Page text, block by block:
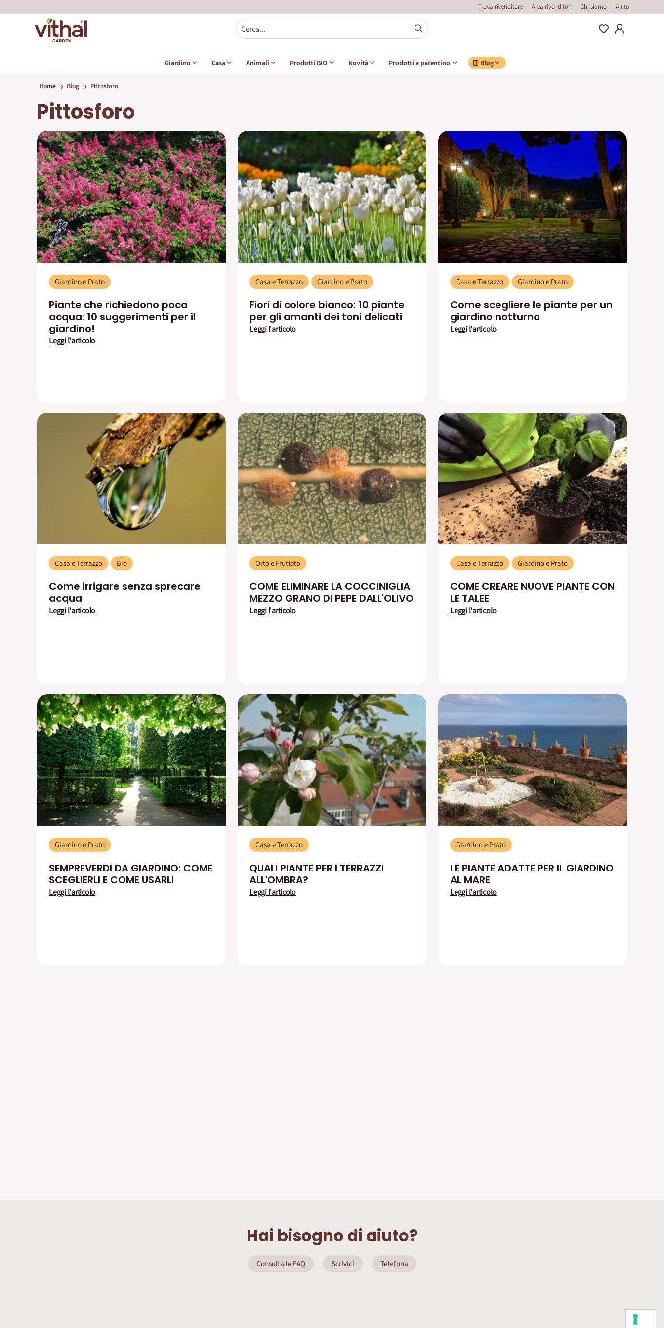
Trova rivenditore Area rivenditori Chi siamo Aiuto
Giardino Casa Animali Prodotti BIO Novità Prodotti a patentino Blog
Home Blog Pittosforo
Pittosforo
Giardino e Prato
Piante che richiedono poca
acqua: 10 suggerimenti per il
giardino!
Leggi l'articolo
Casa e Terrazzo Giardino e Prato
Fiori di colore bianco: 10 piante
per gli amanti dei toni delicati
Leggi l'articolo
Casa e Terrazzo Giardino e Prato
Come scegliere le piante per un
giardino notturno
Leggi l'articolo
Casa e Terrazzo Bio
Come irrigare senza sprecare
acqua
Leggi l'articolo
Orto e Frutteto
COME ELIMINARE LA COCCINIGLIA
MEZZO GRANO DI PEPE DALL'OLIVO
Leggi l'articolo
Casa e Terrazzo Giardino e Prato
COME CREARE NUOVE PIANTE CON
LE TALEE
Leggi l'articolo
Giardino e Prato
SEMPREVERDI DA GIARDINO: COME
SCEGLIERLI E COME USARLI
Leggi l'articolo
Casa e Terrazzo
QUALI PIANTE PER I TERRAZZI
ALL'OMBRA?
Leggi l'articolo
Giardino e Prato
LE PIANTE ADATTE PER IL GIARDINO
AL MARE
Leggi l'articolo
Hai bisogno di aiuto?
Consulta le FAQ Scrivici Telefona